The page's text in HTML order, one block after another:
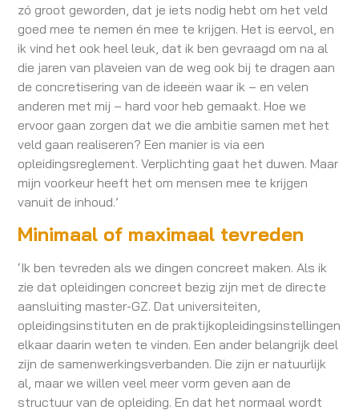
zó groot geworden, dat je iets nodig hebt om het veld
goed mee te nemen én mee te krijgen. Het is eervol, en
ik vind het ook heel leuk, dat ik ben gevraagd om na al
die jaren van plaveien van de weg ook bij te dragen aan
de concretisering van de ideeën waar ik – en velen
anderen met mij – hard voor heb gemaakt. Hoe we
ervoor gaan zorgen dat we die ambitie samen met het
veld gaan realiseren? Een manier is via een
opleidingsreglement. Verplichting gaat het duwen. Maar
mijn voorkeur heeft het om mensen mee te krijgen
vanuit de inhoud.’
Minimaal of maximaal tevreden
‘Ik ben tevreden als we dingen concreet maken. Als ik
zie dat opleidingen concreet bezig zijn met de directe
aansluiting master-GZ. Dat universiteiten,
opleidingsinstituten en de praktijkopleidingsinstellingen
elkaar daarin weten te vinden. Een ander belangrijk deel
zijn de samenwerkingsverbanden. Die zijn er natuurlijk
al, maar we willen veel meer vorm geven aan de
structuur van de opleiding. En dat het normaal wordt